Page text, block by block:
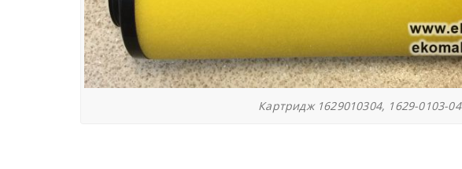
Картридж 1629010304, 1629-0103-04